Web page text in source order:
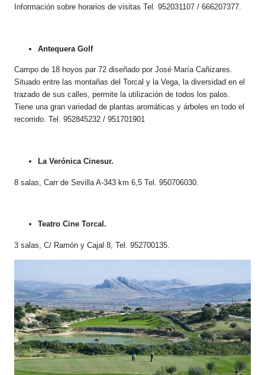
Información sobre horarios de visitas Tel. 952031107 / 666207377.
Antequera Golf
Campo de 18 hoyos par 72 diseñado por José María Cañizares.
Situado entre las montañas del Torcal y la Vega, la diversidad en el
trazado de sus calles, permite la utilización de todos los palos.
Tiene una gran variedad de plantas aromáticas y árboles en todo el
recorrido. Tel. 952845232 / 951701901
La Verónica Cinesur.
8 salas, Carr de Sevilla A-343 km 6,5 Tel. 950706030.
Teatro Cine Torcal.
3 salas, C/ Ramón y Cajal 8, Tel. 952700135.